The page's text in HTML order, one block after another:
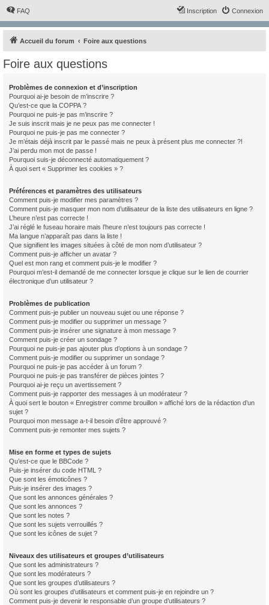
FAQ Connexion
Inscription
Accueil du forum Foire aux questions
Foire aux questions
Problèmes de connexion et d’inscription
Pourquoi ai-je besoin de m’inscrire ?
Qu’est-ce que la COPPA ?
Pourquoi ne puis-je pas m’inscrire ?
Je suis inscrit mais je ne peux pas me connecter !
Pourquoi ne puis-je pas me connecter ?
Je m’étais déjà inscrit par le passé mais ne peux à présent plus me connecter ?!
J’ai perdu mon mot de passe !
Pourquoi suis-je déconnecté automatiquement ?
À quoi sert « Supprimer les cookies » ?
Préférences et paramètres des utilisateurs
Comment puis-je modifier mes paramètres ?
Comment puis-je masquer mon nom d’utilisateur de la liste des utilisateurs en ligne ?
L’heure n’est pas correcte !
J’ai réglé le fuseau horaire mais l’heure n’est toujours pas correcte !
Ma langue n’apparaît pas dans la liste !
Que signifient les images situées à côté de mon nom d’utilisateur ?
Comment puis-je afficher un avatar ?
Quel est mon rang et comment puis-je le modifier ?
Pourquoi m’est-il demandé de me connecter lorsque je clique sur le lien de courrier
électronique d’un utilisateur ?
Problèmes de publication
Comment puis-je publier un nouveau sujet ou une réponse ?
Comment puis-je modifier ou supprimer un message ?
Comment puis-je insérer une signature à mon message ?
Comment puis-je créer un sondage ?
Pourquoi ne puis-je pas ajouter plus d’options à un sondage ?
Comment puis-je modifier ou supprimer un sondage ?
Pourquoi ne puis-je pas accéder à un forum ?
Pourquoi ne puis-je pas transférer de pièces jointes ?
Pourquoi ai-je reçu un avertissement ?
Comment puis-je rapporter des messages à un modérateur ?
À quoi sert le bouton « Enregistrer comme brouillon » affiché lors de la rédaction d’un
sujet ?
Pourquoi mon message a-t-il besoin d’être approuvé ?
Comment puis-je remonter mes sujets ?
Mise en forme et types de sujets
Qu’est-ce que le BBCode ?
Puis-je insérer du code HTML ?
Que sont les émoticônes ?
Puis-je insérer des images ?
Que sont les annonces générales ?
Que sont les annonces ?
Que sont les notes ?
Que sont les sujets verrouillés ?
Que sont les icônes de sujet ?
Niveaux des utilisateurs et groupes d’utilisateurs
Que sont les administrateurs ?
Que sont les modérateurs ?
Que sont les groupes d’utilisateurs ?
Où sont les groupes d’utilisateurs et comment puis-je en rejoindre un ?
Comment puis-je devenir le responsable d’un groupe d’utilisateurs ?